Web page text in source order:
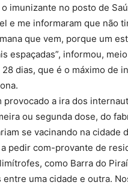
imunizante no posto de
e me informaram que não
que vem, porque um
espaçadas”, informou,
dias, que é o máximo de
a ira dos
ou segunda dose, do
se vacinando na cidade
pedir com-provante de
como Barra do
uma cidade e outra.